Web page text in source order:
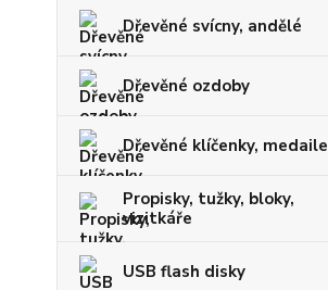
Dřevěné svícny, andělé
Dřevěné ozdoby
Dřevěné klíčenky, medaile
Propisky, tužky, bloky,
vizitkáře
USB flash disky